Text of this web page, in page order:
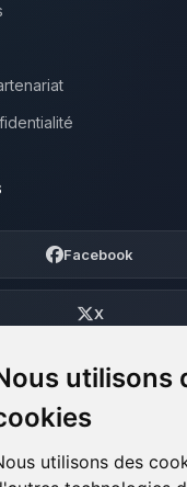
utilisons
utilisons des
Facebook
X
Discord
Forum